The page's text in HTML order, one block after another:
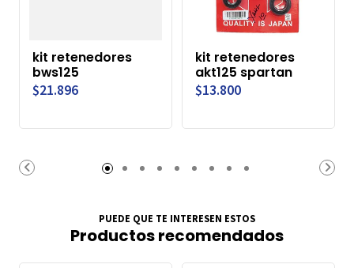
kit retenedores
bws125
$21.896
kit retenedores
akt125 spartan
$13.800
PUEDE QUE TE INTERESEN ESTOS
Productos recomendados